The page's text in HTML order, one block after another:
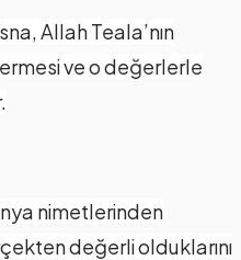
Allah Teala’nın
ve o değerlerle
nimetlerinden
değerli olduklarını